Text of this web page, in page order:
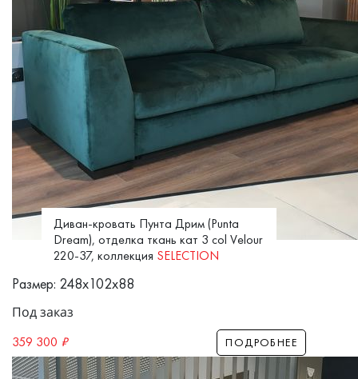
Диван-кровать Пунта Дрим (Punta
Dream), отделка ткань кат 3 col Velour
220-37, коллекция SELECTION
Размер: 248x102x88
Под заказ
359 300 ₽ ПОДРОБНЕЕ